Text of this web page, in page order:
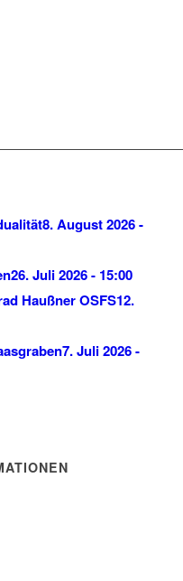
8. August 2026 -
26. Juli 2026 - 15:00
Haußner OSFS12.
7. Juli 2026 -